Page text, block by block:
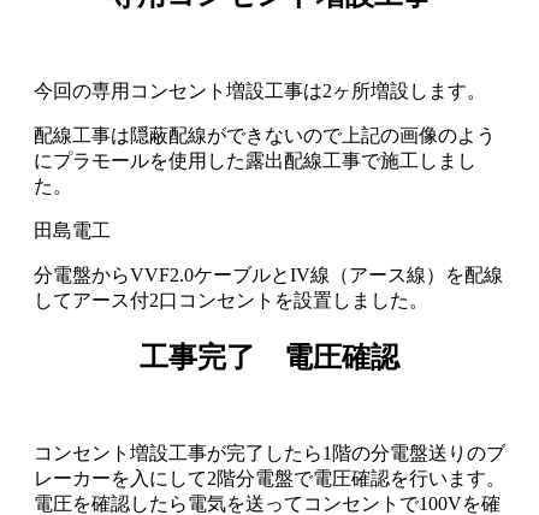
今回の専用コンセント増設工事は2ヶ所増設します。
配線工事は隠蔽配線ができないので上記の画像のよう
にプラモールを使用した露出配線工事で施工しまし
た。
分電盤からVVF2.0ケーブルとIV線（アース線）を配線
してアース付2口コンセントを設置しました。
工事完了 電圧確認
コンセント増設工事が完了したら1階の分電盤送りのブ
レーカーを入にして2階分電盤で電圧確認を行います。
電圧を確認したら電気を送ってコンセントで100Vを確